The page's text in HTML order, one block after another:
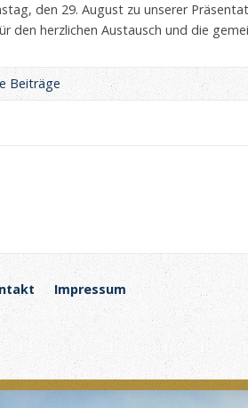
den 29. August zu unserer
den herzlichen Austausch und die
Beiträge
Impressum